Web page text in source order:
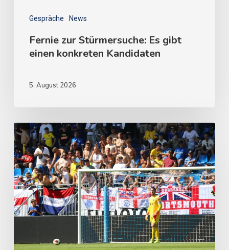
Gespräche News
Fernie zur Stürmersuche: Es gibt
einen konkreten Kandidaten
5. August 2026